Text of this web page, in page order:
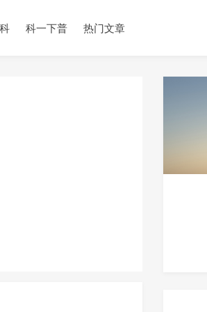
科一下普 热门文章